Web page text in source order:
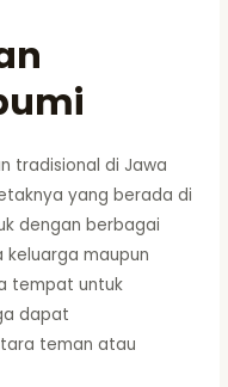
tradisional di Jawa
yang berada di
dengan berbagai
maupun
tempat untuk
dapat
teman atau